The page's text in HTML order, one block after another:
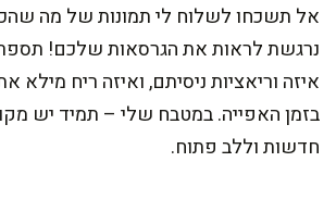
אל תשכחו לשלוח לי תמונות של מה
נרגשת לראות את הגרסאות שלכם!
איזה וריאציות ניסיתם, ואיזה ריח מילא
בזמן האפייה. במטבח שלי – תמיד יש
חדשות וללב פתוח.